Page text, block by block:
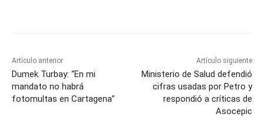
Artículo anterior
Dumek Turbay: “En mi
mandato no habrá
fotomultas en Cartagena”
Artículo siguiente
Ministerio de Salud defendió
cifras usadas por Petro y
respondió a críticas de
Asocepic